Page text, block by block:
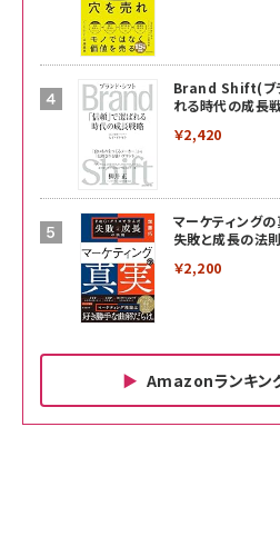
Brand Shift(ブラ
れる時代の成長
￥2,420
マーケティング
失敗と成長の法則
￥2,200
Amazonランキン